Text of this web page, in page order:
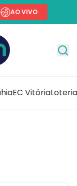
AO VIVO
EC Vitória